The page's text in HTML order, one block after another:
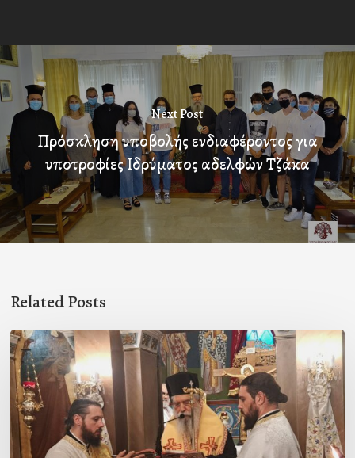
Next Post
Πρόσκληση υποβολής ενδιαφέροντος για
υποτροφίες Ιδρύματος αδελφών Τζάκα
Related Posts
Ιερά
Παράκληση
στον
Ι.Ν.
Κοιμήσεως